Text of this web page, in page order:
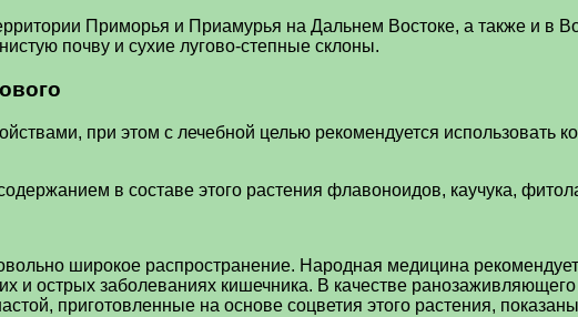
Приморья и Приамурья на Дальнем Востоке, а также и в
почву и сухие лугово-степные склоны.
при этом с лечебной целью рекомендуется использовать
в составе этого растения флавоноидов, каучука,
широкое распространение. Народная медицина
и острых заболеваниях кишечника. В качестве
приготовленные на основе соцветия этого растения,